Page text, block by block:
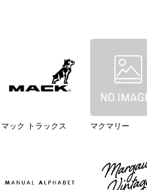
マック トラックス マクマリー